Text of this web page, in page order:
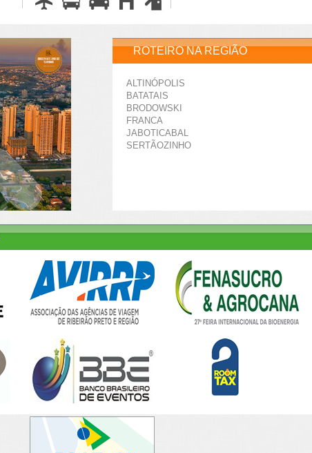
ROTEIRO NA REGIÃO
ALTINÓPOLIS
BATATAIS
BRODOWSKI
FRANCA
JABOTICABAL
SERTÃOZINHO